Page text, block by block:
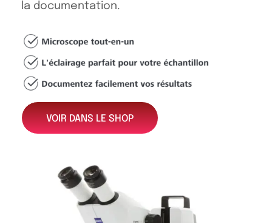
la documentation.
VOIR DANS LE SHOP